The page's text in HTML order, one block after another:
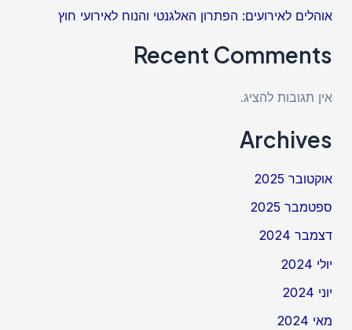
אוהלים לאירועים: הפתרון האלגנטי והנוח לאירועי חוץ
Recent Comments
אין תגובות להציג.
Archives
אוקטובר 2025
ספטמבר 2025
דצמבר 2024
יולי 2024
יוני 2024
מאי 2024